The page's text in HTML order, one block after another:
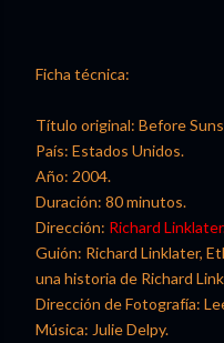
Ficha técnica:
Título original: Before
País: Estados Unidos.
Año: 2004.
Duración: 80 minutos.
Dirección: Richard
Guión: Richard Linklater,
una historia de Richard
Dirección de Fotografía:
Música: Julie Delpy.